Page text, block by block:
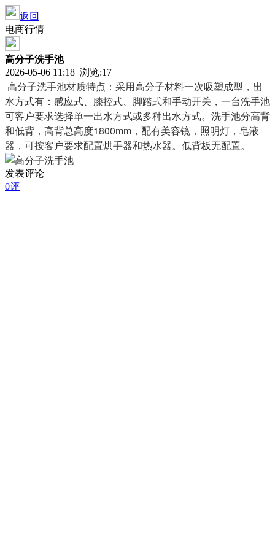
返回
电商行情
高分子洗手池
2026-05-06 11:18 浏览:17
高分子洗手池材质特点：采用高分子材料一次吸塑成型，出
水方式有：感应式、膝控式、脚踏式和手动开关，一台洗手池
可客户要求选择单一出水方式或多种出水方式。洗手池分高背
和低背，高背总高度1800mm，配有美容镜，照明灯，皂液
器，可按客户要求配置烘手器和热水器。低背板无配置。
发表评论
0评